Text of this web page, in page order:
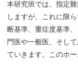
本研究班では、指定
しますが、これに限
断基準、重症度基準
門医や一般医、そし
ていきます。このホ